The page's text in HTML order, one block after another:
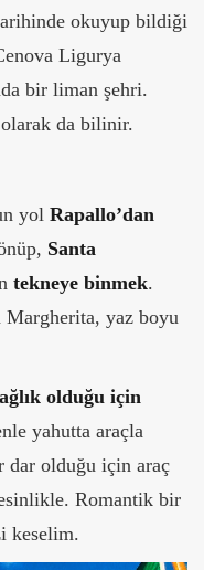
okuyup bildiği
Ligurya
bir liman şehri.
da bilinir.
yol Rapallo’dan
Santa
tekneye binmek.
Margherita, yaz boyu
olduğu için
yahutta araçla
dar olduğu için araç
Romantik bir
keselim.